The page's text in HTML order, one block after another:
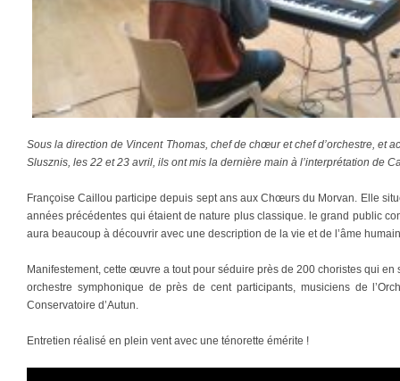
Sous la direction de Vincent Thomas, chef de chœur et chef d’orchestre, et
Slusznis, les 22 et 23 avril, ils ont mis la dernière main à l’interprétation de
Françoise Caillou participe depuis sept ans aux Chœurs du Morvan. Elle
années précédentes qui étaient de nature plus classique. le grand public
aura beaucoup à découvrir avec une description de la vie et de l’âme
Manifestement, cette œuvre a tout pour séduire près de 200 choristes qui
orchestre symphonique de près de cent participants, musiciens de
Conservatoire d’Autun.
Entretien réalisé en plein vent avec une ténorette émérite !